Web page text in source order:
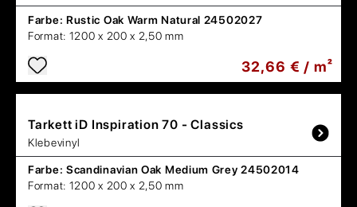
Farbe: Rustic Oak Warm Natural 24502027
Format: 1200 x 200 x 2,50 mm
32,66 € / m²
Tarkett iD Inspiration 70 - Classics
Klebevinyl
Farbe: Scandinavian Oak Medium Grey 24502014
Format: 1200 x 200 x 2,50 mm